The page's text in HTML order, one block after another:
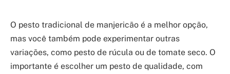
O pesto tradicional de manjericão é a melhor opção,
mas você também pode experimentar outras
variações, como pesto de rúcula ou de tomate seco. O
importante é escolher um pesto de qualidade, com